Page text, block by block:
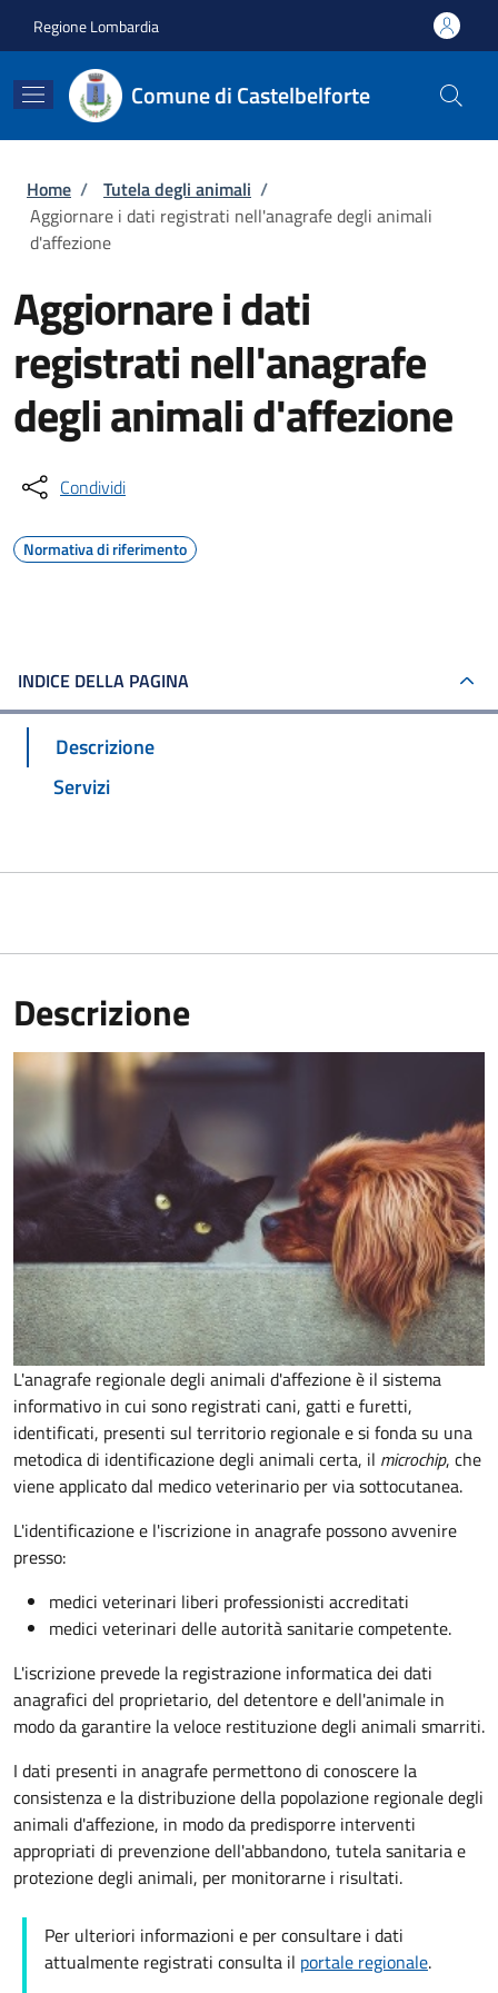
Regione Lombardia
Comune di Castelbelforte
Briciole di pane
Home / Tutela degli animali /
Aggiornare i dati registrati nell'anagrafe degli animali
d'affezione
Aggiornare i dati
registrati nell'anagrafe
degli animali d'affezione
Condividi
Normativa di riferimento
INDICE DELLA PAGINA
Descrizione
Servizi
Descrizione
L'anagrafe regionale degli animali d'affezione è il sistema
informativo in cui sono registrati cani, gatti e furetti,
identificati, presenti sul territorio regionale e si fonda su una
metodica di identificazione degli animali certa, il microchip, che
viene applicato dal medico veterinario per via sottocutanea.
L'identificazione e l'iscrizione in anagrafe possono avvenire
presso:
medici veterinari liberi professionisti accreditati
medici veterinari delle autorità sanitarie competente.
L'iscrizione prevede la registrazione informatica dei dati
anagrafici del proprietario, del detentore e dell'animale in
modo da garantire la veloce restituzione degli animali smarriti.
I dati presenti in anagrafe permettono di conoscere la
consistenza e la distribuzione della popolazione regionale degli
animali d'affezione, in modo da predisporre interventi
appropriati di prevenzione dell'abbandono, tutela sanitaria e
protezione degli animali, per monitorarne i risultati.
Per ulteriori informazioni e per consultare i dati
attualmente registrati consulta il portale regionale.